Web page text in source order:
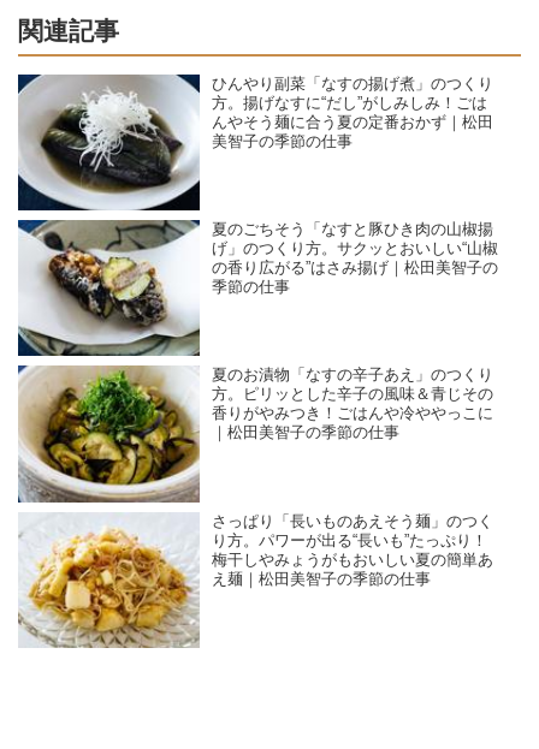
関連記事
ひんやり副菜「なすの揚げ煮」のつくり
方。揚げなすに“だし”がしみしみ！ごは
んやそう麺に合う夏の定番おかず｜松田
美智子の季節の仕事
夏のごちそう「なすと豚ひき肉の山椒揚
げ」のつくり方。サクッとおいしい“山椒
の香り広がる”はさみ揚げ｜松田美智子の
季節の仕事
夏のお漬物「なすの辛子あえ」のつくり
方。ピリッとした辛子の風味＆青じその
香りがやみつき！ごはんや冷ややっこに
｜松田美智子の季節の仕事
さっぱり「長いものあえそう麺」のつく
り方。パワーが出る“長いも”たっぷり！
梅干しやみょうがもおいしい夏の簡単あ
え麺｜松田美智子の季節の仕事